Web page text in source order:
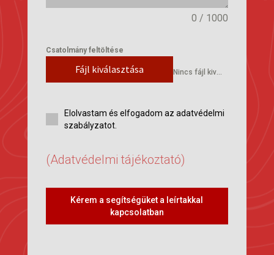
0 / 1000
Csatolmány feltöltése
Fájl kiválasztása Nincs fájl kiválasztva
Elolvastam és elfogadom az adatvédelmi
szabályzatot.
(Adatvédelmi tájékoztató)
Kérem a segítségüket a leírtakkal
kapcsolatban